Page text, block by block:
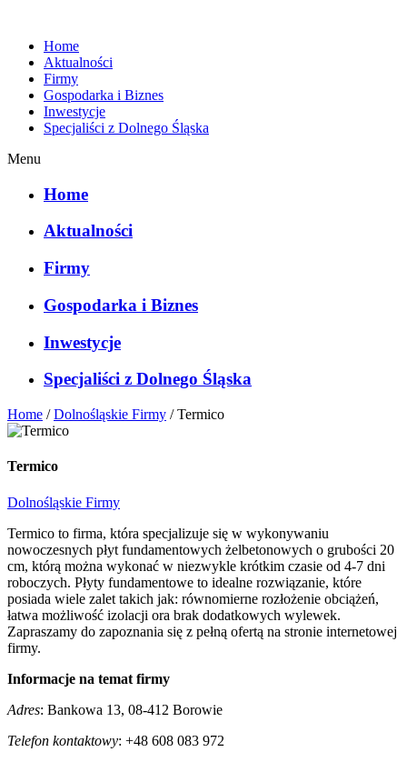
Home
Aktualności
Firmy
Gospodarka i Biznes
Inwestycje
Specjaliści z Dolnego Śląska
Menu
Home
Aktualności
Firmy
Gospodarka i Biznes
Inwestycje
Specjaliści z Dolnego Śląska
Home /Dolnośląskie Firmy /Termico
Termico
Dolnośląskie Firmy
Termico to firma, która specjalizuje się w wykonywaniu
nowoczesnych płyt fundamentowych żelbetonowych o grubości 20
cm, którą można wykonać w niezwykle krótkim czasie od 4-7 dni
roboczych. Płyty fundamentowe to idealne rozwiązanie, które
posiada wiele zalet takich jak: równomierne rozłożenie obciążeń,
łatwa możliwość izolacji ora brak dodatkowych wylewek.
Zapraszamy do zapoznania się z pełną ofertą na stronie internetowej
firmy.
Informacje na temat firmy
Adres: Bankowa 13, 08-412 Borowie
Telefon kontaktowy: +48 608 083 972